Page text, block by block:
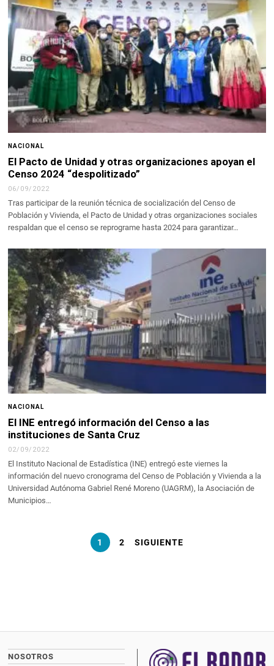
NACIONAL
El Pacto de Unidad y otras organizaciones apoyan el
Censo 2024 “despolitizado”
06/09/2022
Tras participar de la reunión técnica de socialización del Censo de
Población y Vivienda, el Pacto de Unidad y otras organizaciones sociales
respaldan que el censo se reprograme hasta 2024 para garantizar…
NACIONAL
El INE entregó información del Censo a las
instituciones de Santa Cruz
02/09/2022
El Instituto Nacional de Estadística (INE) entregó este viernes la
información del nuevo cronograma del Censo de Población y Vivienda a la
Universidad Autónoma Gabriel René Moreno (UAGRM), la Asociación de
Municipios…
1 2 SIGUIENTE
NOSOTROS